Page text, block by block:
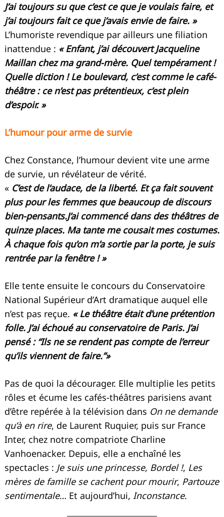
J’ai toujours su que c’est ce que je voulais faire, et
j’ai toujours fait ce que j’avais envie de faire. »
L’humoriste revendique par ailleurs une filiation
inattendue : « Enfant, j’ai découvert Jacqueline
Maillan chez ma grand-mère. Quel tempérament !
Quelle diction ! Le boulevard, c’est comme le café-
théâtre : ce n’est pas prétentieux, c’est plein
d’espoir. »
L’humour pour arme de survie
Chez Constance, l’humour devient vite une arme
de survie, un révélateur de vérité.
« C’est de l’audace, de la liberté. Et ça fait souvent
plus pour les femmes que beaucoup de discours
bien-pensants.J’ai commencé dans des théâtres de
quinze places. Ma tante me cousait mes costumes.
À chaque fois qu’on m’a sortie par la porte, je suis
rentrée par la fenêtre ! »
Elle tente ensuite le concours du Conservatoire
National Supérieur d’Art dramatique auquel elle
n’est pas reçue. « Le théâtre était d’une prétention
folle. J’ai échoué au conservatoire de Paris. J’ai
pensé : “Ils ne se rendent pas compte de l’erreur
qu’ils viennent de faire.”»
Pas de quoi la décourager. Elle multiplie les petits
rôles et écume les cafés-théâtres parisiens avant
d’être repérée à la télévision dans On ne demande
qu’à en rire, de Laurent Ruquier, puis sur France
Inter, chez notre compatriote Charline
Vanhoenacker. Depuis, elle a enchaîné les
spectacles : Je suis une princesse, Bordel !, Les
mères de famille se cachent pour mourir, Partouze
sentimentale… Et aujourd’hui, Inconstance.